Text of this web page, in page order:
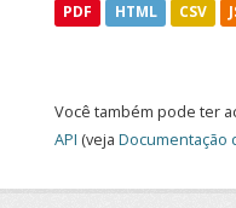
PDF HTML CSV
Você também pode ter
API (veja Documentação